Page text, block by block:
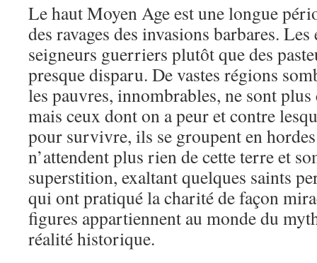
Le haut Moyen Age est une longue
des ravages des invasions barbares. Les
seigneurs guerriers plutôt que des
presque disparu. De vastes régions
les pauvres, innombrables, ne sont plus
mais ceux dont on a peur et contre
pour survivre, ils se groupent en
n’attendent plus rien de cette terre et
superstition, exaltant quelques saints
qui ont pratiqué la charité de façon
figures appartiennent au monde du
réalité historique.